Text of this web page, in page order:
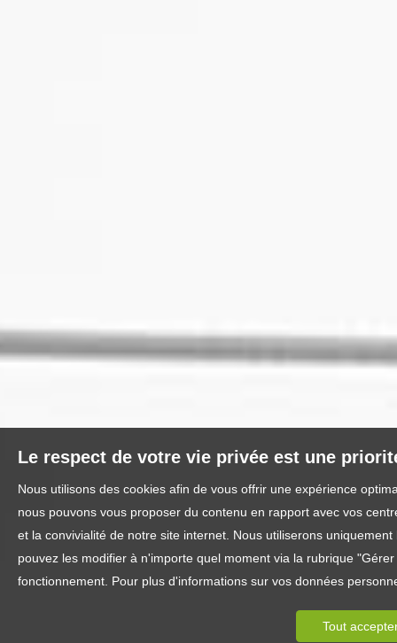
Le respect de votre vie privée est une
Nous utilisons des cookies afin de vous offrir une expérience
nous pouvons vous proposer du contenu en rapport avec vos
et la convivialité de notre site internet. Nous utiliserons
pouvez les modifier à n'importe quel moment via la rubrique
fonctionnement. Pour plus d'informations sur vos données
Tout